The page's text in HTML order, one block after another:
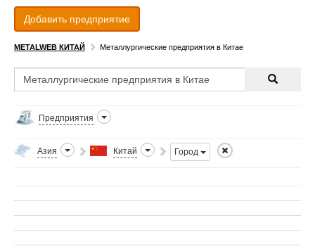
Добавить предприятие
METALWEB КИТАЙ Металлургические предприятия в Китае
Предприятия
Азия Китай Город